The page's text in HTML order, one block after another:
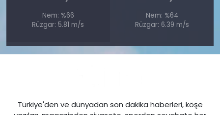
Nem: %66
Rüzgar: 5.81 m/s
Nem: %64
Rüzgar: 6.39 m/s
Türkiye'den ve dünyadan son dakika haberleri, köşe